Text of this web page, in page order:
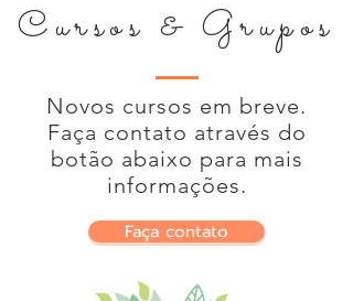
Cursos & Grupos
Novos cursos em breve.
Faça contato através do
botão abaixo para mais
informações.
Faça contato